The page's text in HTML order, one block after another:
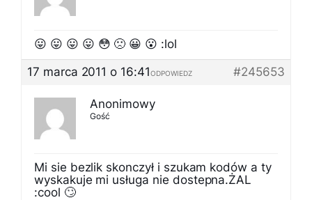
😛 😛 😛 😛 😳 🙁 😀 😮 :lol
17 marca 2011 o 16:41
#245653
ODPOWIEDZ
Anonimowy
Gość
Mi sie bezlik skonczył i szukam kodów a ty
wyskakuje mi usługa nie dostepna.ŻAL
:cool 🙄